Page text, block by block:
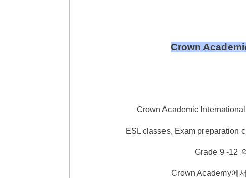
Crown
Crown Academic
ESL classes, Exam preparation
Grade 9 -12
Crown Academy에